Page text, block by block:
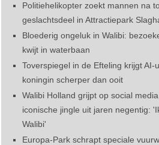
Politiehelikopter zoekt mannen na
geslachtsdeel in Attractiepark
Bloederig ongeluk in Walibi:
kwijt in waterbaan
Toverspiegel in de Efteling krijgt AI-
koningin scherper dan ooit
Walibi Holland grijpt op social
iconische jingle uit jaren negentig:
Walibi'
Europa-Park schrapt speciale